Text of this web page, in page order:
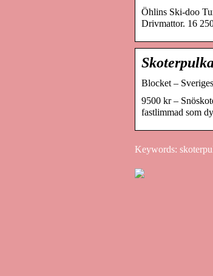
Öhlins Ski-doo
Drivmattor. 16
Blocket –
9500 kr –
fastlimmad som
Keywords: